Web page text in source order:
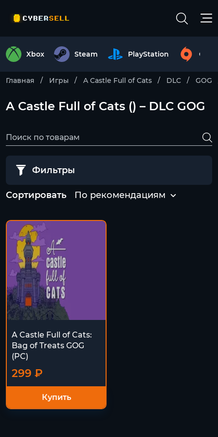
Xbox Steam PlayStation
Главная Игры A Castle Full of Cats DLC GOG
A Castle Full of Cats () – DLC GOG
Фильтры
Сортировать По рекомендациям
A Castle Full of Cats:
Bag of Treats GOG
(PC)
299 ₽
Купить